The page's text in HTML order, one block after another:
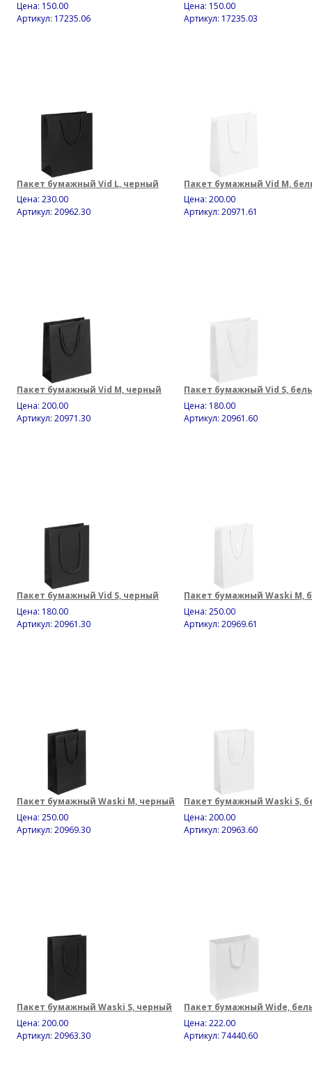
Цена: 150.00
Артикул: 17235.06
Цена: 150.00
Артикул: 17235.03
Пакет бумажный Vid L, черный
Цена: 230.00
Артикул: 20962.30
Пакет бумажный Vid M,
Цена: 200.00
Артикул: 20971.61
Пакет бумажный Vid M, черный
Цена: 200.00
Артикул: 20971.30
Пакет бумажный Vid S,
Цена: 180.00
Артикул: 20961.60
Пакет бумажный Vid S, черный
Цена: 180.00
Артикул: 20961.30
Пакет бумажный Waski M,
Цена: 250.00
Артикул: 20969.61
Пакет бумажный Waski M, черный
Цена: 250.00
Артикул: 20969.30
Пакет бумажный Waski S,
Цена: 200.00
Артикул: 20963.60
Пакет бумажный Waski S, черный
Цена: 200.00
Артикул: 20963.30
Пакет бумажный Wide,
Цена: 222.00
Артикул: 74440.60